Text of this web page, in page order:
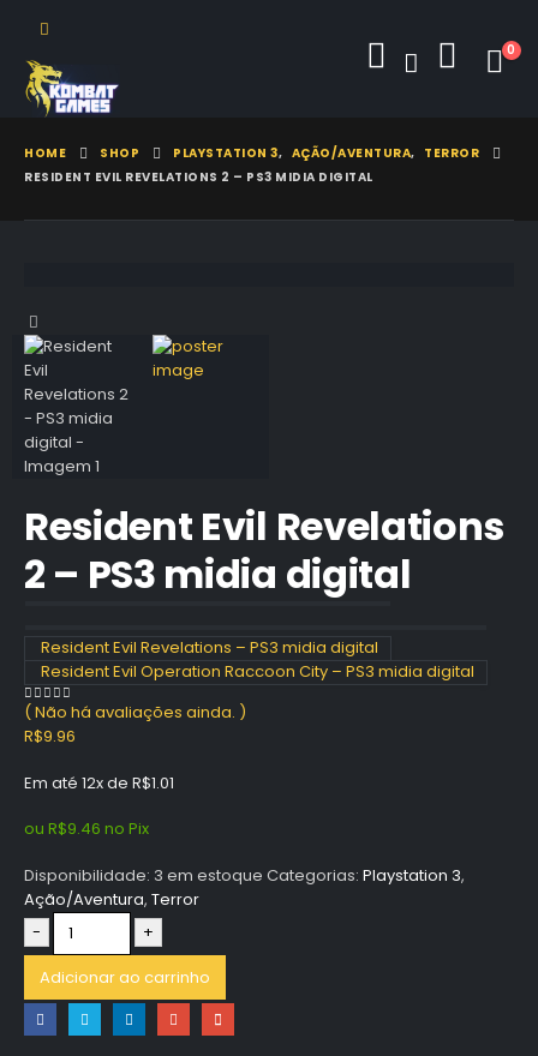
0
HOME SHOP PLAYSTATION 3, AÇÃO/AVENTURA, TERROR
RESIDENT EVIL REVELATIONS 2 – PS3 MIDIA DIGITAL
Resident Evil Revelations
2 – PS3 midia digital
Resident Evil Revelations – PS3 midia digital
Resident Evil Operation Raccoon City – PS3 midia digital
0 out of 5
( Não há avaliações ainda. )
R$9.96
Em até 12x de R$1.01
ou R$9.46 no Pix
Disponibilidade: 3 em estoque Categorias: Playstation 3,
Ação/Aventura, Terror
-
+
Adicionar ao carrinho